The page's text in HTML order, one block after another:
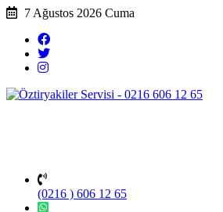
7 Ağustos 2026 Cuma
(0216 ) 606 12 65